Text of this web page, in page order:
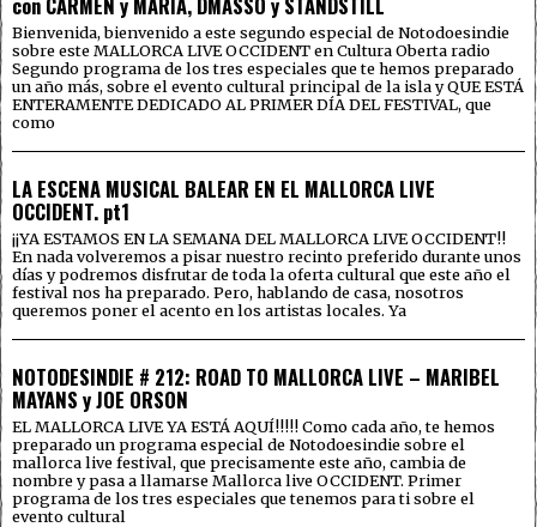
Bienvenida, bienvenido a este segundo especial de Notodoesindie
sobre este MALLORCA LIVE OCCIDENT en Cultura Oberta radio
Segundo programa de los tres especiales que te hemos preparado
un año más, sobre el evento cultural principal de la isla y QUE ESTÁ
ENTERAMENTE DEDICADO AL PRIMER DÍA DEL FESTIVAL, que
como
LA ESCENA MUSICAL BALEAR EN EL MALLORCA LIVE
OCCIDENT. pt1
¡¡YA ESTAMOS EN LA SEMANA DEL MALLORCA LIVE OCCIDENT!!
En nada volveremos a pisar nuestro recinto preferido durante unos
días y podremos disfrutar de toda la oferta cultural que este año el
festival nos ha preparado. Pero, hablando de casa, nosotros
queremos poner el acento en los artistas locales. Ya
NOTODESINDIE # 212: ROAD TO MALLORCA LIVE – MARIBEL
MAYANS y JOE ORSON
EL MALLORCA LIVE YA ESTÁ AQUÍ!!!!! Como cada año, te hemos
preparado un programa especial de Notodoesindie sobre el
mallorca live festival, que precisamente este año, cambia de
nombre y pasa a llamarse Mallorca live OCCIDENT. Primer
programa de los tres especiales que tenemos para ti sobre el
evento cultural